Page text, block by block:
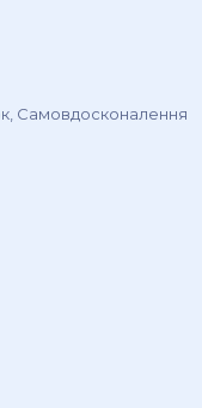
Самовдосконалення